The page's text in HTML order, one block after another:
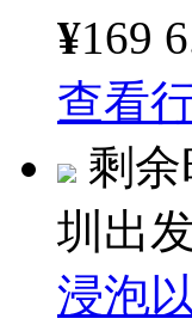
¥169
查看
剩余
圳出
浸泡